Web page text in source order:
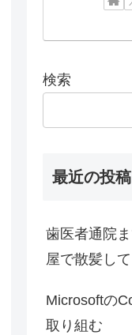
検索
最近の投稿
歯医者通院
屋で散髪し
Microsoftの
取り組む